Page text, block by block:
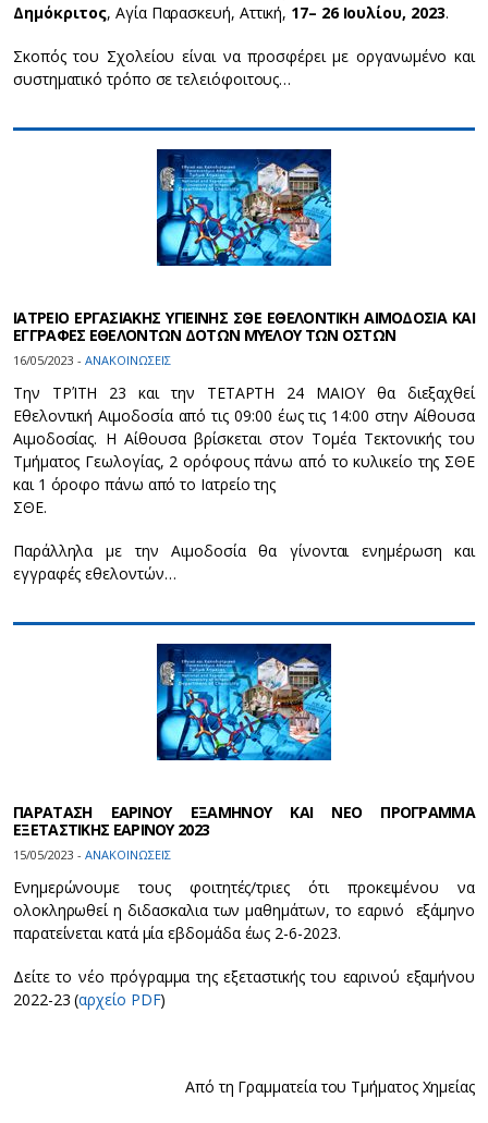
Δημόκριτος, Αγία Παρασκευή, Αττική, 17– 26 Ιουλίου, 2023.
Σκοπός του Σχολείου είναι να προσφέρει με οργανωμένο και
συστηματικό τρόπο σε τελειόφοιτους…
ΙΑΤΡΕΙΟ ΕΡΓΑΣΙΑΚΗΣ ΥΓΙΕΙΝΗΣ ΣΘΕ ΕΘΕΛΟΝΤΙΚΗ ΑΙΜΟΔΟΣΙΑ ΚΑΙ
ΕΓΓΡΑΦΕΣ ΕΘΕΛΟΝΤΩΝ ΔΟΤΩΝ ΜΥΕΛΟΥ ΤΩΝ ΟΣΤΩΝ
16/05/2023 - ΑΝΑΚΟΙΝΩΣΕΙΣ
Την ΤΡΊΤΗ 23 και την ΤΕΤΑΡΤΗ 24 ΜΑΙΟΥ θα διεξαχθεί
Εθελοντική Αιμοδοσία από τις 09:00 έως τις 14:00 στην Αίθουσα
Αιμοδοσίας. Η Αίθουσα βρίσκεται στον Τομέα Τεκτονικής του
Τμήματος Γεωλογίας, 2 ορόφους πάνω από το κυλικείο της ΣΘΕ
και 1 όροφο πάνω από το Ιατρείο της
ΣΘΕ.
Παράλληλα με την Αιμοδοσία θα γίνονται ενημέρωση και
εγγραφές εθελοντών…
ΠΑΡΑΤΑΣΗ ΕΑΡΙΝΟΥ ΕΞΑΜΗΝΟΥ ΚΑΙ ΝΕΟ ΠΡΟΓΡΑΜΜΑ
ΕΞΕΤΑΣΤΙΚΗΣ ΕΑΡΙΝΟΥ 2023
15/05/2023 - ΑΝΑΚΟΙΝΩΣΕΙΣ
Ενημερώνουμε τους φοιτητές/τριες ότι προκειμένου να
ολοκληρωθεί η διδασκαλια των μαθημάτων, το εαρινό εξάμηνο
παρατείνεται κατά μία εβδομάδα έως 2-6-2023.
Δείτε το νέο πρόγραμμα της εξεταστικής του εαρινού εξαμήνου
2022-23 (αρχείο PDF)
Από τη Γραμματεία του Τμήματος Χημείας